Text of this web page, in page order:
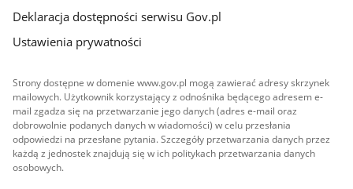
Deklaracja dostępności serwisu Gov.pl
Ustawienia prywatności
Strony dostępne w domenie www.gov.pl mogą zawierać adresy skrzynek
mailowych. Użytkownik korzystający z odnośnika będącego adresem e-
mail zgadza się na przetwarzanie jego danych (adres e-mail oraz
dobrowolnie podanych danych w wiadomości) w celu przesłania
odpowiedzi na przesłane pytania. Szczegóły przetwarzania danych przez
każdą z jednostek znajdują się w ich politykach przetwarzania danych
osobowych.